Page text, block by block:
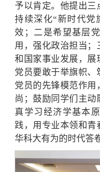
予以肯定。他提出三
持续深化“新时代党
效；二是希望基层
用，强化政治担当；
和国家事业发展，展
党员要敢于举旗帜、
党员的先锋模范作用
尚；鼓励同学们主动
真学习经济学基本
践，用专业本领和青
华科大有为的时代答